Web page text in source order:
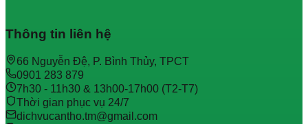
Thông tin liên hệ
66 Nguyễn Đệ, P. Bình Thủy, TPCT
0901 283 879
7h30 - 11h30 & 13h00-17h00 (T2-T7)
Thời gian phục vụ 24/7
dichvucantho.tm@gmail.com